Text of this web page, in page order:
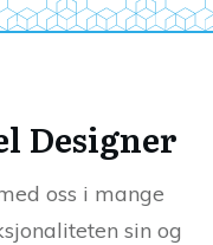
Designer
oss i mange
sin og